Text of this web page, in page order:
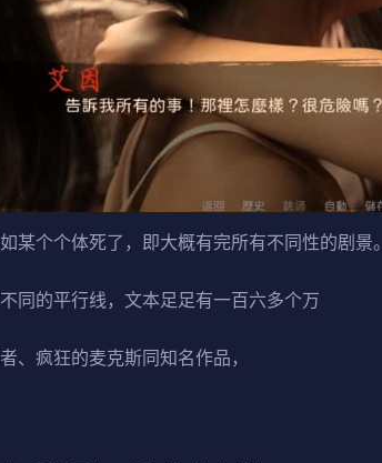
某个个体死了，即大概有完所有不同性的剧景。
同的平行线，文本足足有一百六多个万
、疯狂的麦克斯同知名作品，